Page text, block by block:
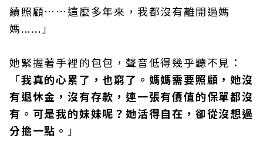
續照顧……這麼多年來，我都沒有離開過媽
媽......」
她緊握著手裡的包包，聲音低得幾乎聽不見：
「我真的心累了，也窮了。媽媽需要照顧，她沒
有退休金，沒有存款，連一張有價值的保單都沒
有。可是我的妹妹呢？她活得自在，卻從沒想過
分擔一點。 」